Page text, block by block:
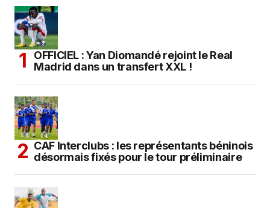
OFFICIEL : Yan Diomandé rejoint le Real
Madrid dans un transfert XXL !
CAF Interclubs : les représentants béninois
désormais fixés pour le tour préliminaire